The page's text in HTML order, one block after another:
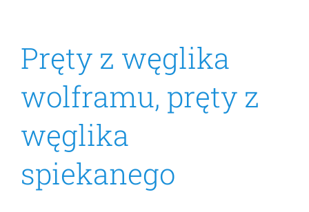
Pręty z węglika
wolframu, pręty z
węglika
spiekanego